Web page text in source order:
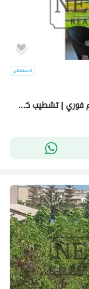
شاليه للبيع في Amwaj، سيدي عبد الرحمن | استلام فوري | تشطيب كامل مع التكييفات